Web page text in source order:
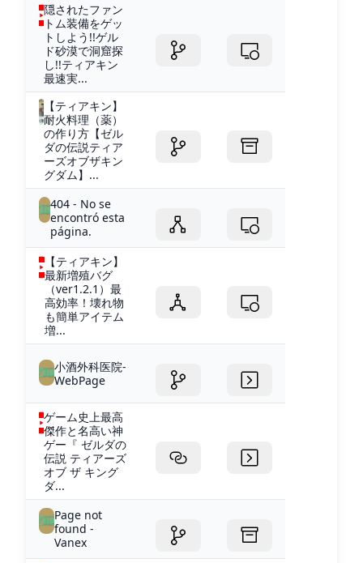
隠されたファン
トム装備をゲッ
トしよう!!ゲル
ド砂漠で洞窟探
し!!ティアキン
最速実...
【ティアキン】
耐火料理（薬）
の作り方【ゼル
ダの伝説ティア
ーズオブザキン
グダム】...
404 - No se
encontró esta
página.
【ティアキン】
最新増殖バグ
（ver1.2.1）最
高効率！壊れ物
も簡単アイテム
増...
小酒外科医院-
WebPage
ゲーム史上最高
傑作と名高い神
ゲー『 ゼルダの
伝説 ティアーズ
オブ ザ キング
ダ...
Page not
found -
Vanex